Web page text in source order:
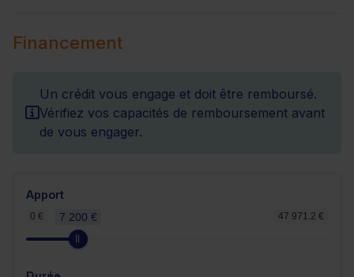
Financement
Un crédit vous engage et doit être remboursé.
Vérifiez vos capacités de remboursement avant
de vous engager.
Apport
0 € 47 971.2 €
7 200 €